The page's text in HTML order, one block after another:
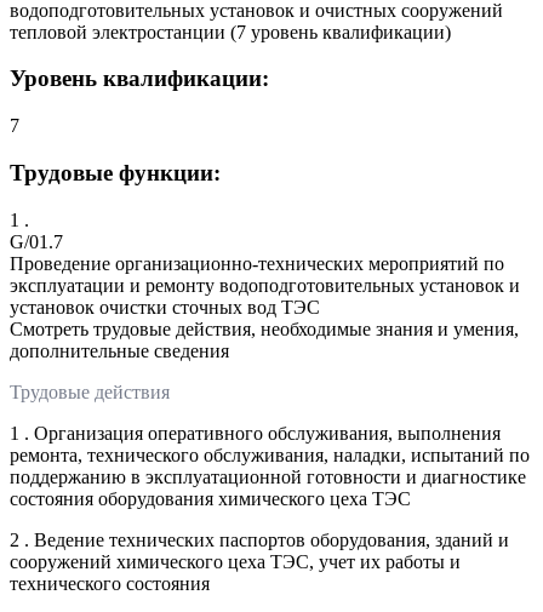
водоподготовительных установок и очистных сооружений
тепловой электростанции (7 уровень квалификации)
Уровень квалификации:
7
Трудовые функции:
1 .
G/01.7
Проведение организационно-технических мероприятий по
эксплуатации и ремонту водоподготовительных установок и
установок очистки сточных вод ТЭС
Смотреть трудовые действия, необходимые знания и умения,
дополнительные сведения
Трудовые действия
1 . Организация оперативного обслуживания, выполнения
ремонта, технического обслуживания, наладки, испытаний по
поддержанию в эксплуатационной готовности и диагностике
состояния оборудования химического цеха ТЭС
2 . Ведение технических паспортов оборудования, зданий и
сооружений химического цеха ТЭС, учет их работы и
технического состояния